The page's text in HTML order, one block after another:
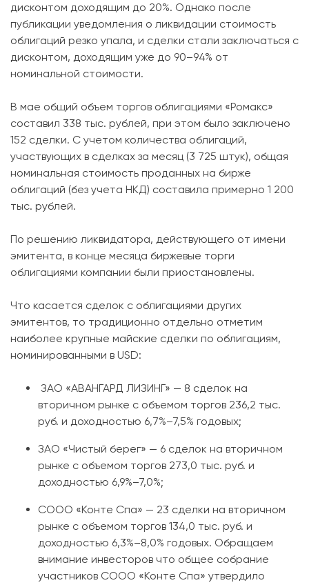
дисконтом доходящим до 20%. Однако после
публикации уведомления о ликвидации стоимость
облигаций резко упала, и сделки стали заключаться с
дисконтом, доходящим уже до 90–94% от
номинальной стоимости.
В мае общий объем торгов облигациями «Ромакс»
составил 338 тыс. рублей, при этом было заключено
152 сделки. С учетом количества облигаций,
участвующих в сделках за месяц (3 725 штук), общая
номинальная стоимость проданных на бирже
облигаций (без учета НКД) составила примерно 1 200
тыс. рублей.
По решению ликвидатора, действующего от имени
эмитента, в конце месяца биржевые торги
облигациями компании были приостановлены.
Что касается сделок с облигациями других
эмитентов, то традиционно отдельно отметим
наиболее крупные майские сделки по облигациям,
номинированными в USD:
ЗАО «АВАНГАРД ЛИЗИНГ» — 8 сделок на
вторичном рынке с объемом торгов 236,2 тыс.
руб. и доходностью 6,7%–7,5% годовых;
ЗАО «Чистый берег» — 6 сделок на вторичном
рынке с объемом торгов 273,0 тыс. руб. и
доходностью 6,9%–7,0%;
СООО «Конте Спа» — 23 сделки на вторичном
рынке с объемом торгов 134,0 тыс. руб. и
доходностью 6,3%–8,0% годовых. Обращаем
внимание инвесторов что общее собрание
участников СООО «Конте Спа» утвердило